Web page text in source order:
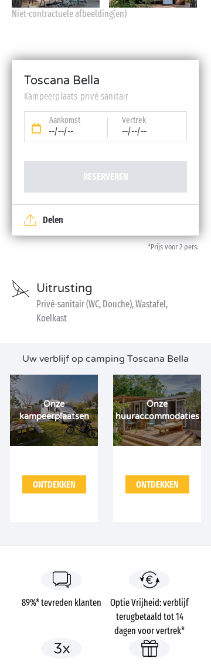
Niet-contractuele afbeelding(en)
Toscana Bella
Kampeerplaats privé sanitair
Aankomst
--/--/--
Vertrek
--/--/--
RESERVEREN
*Prijs voor 2 pers.
Delen
Uitrusting
Privé-sanitair (WC, Douche), Wastafel,
Koelkast
Uw verblijf op camping Toscana Bella
Onze
kampeerplaatsen
ONTDEKKEN
Onze
huuraccommodaties
ONTDEKKEN
89%* tevreden klanten
Optie Vrijheid: verblijf
terugbetaald tot 14
dagen voor vertrek*